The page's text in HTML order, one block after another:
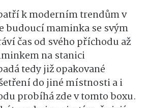
k moderním trendům v
budoucí maminka se svým
čas od svého příchodu až
na stanici
tedy již opakované
do jiné místnosti a i
probíhá zde v tomto boxu.